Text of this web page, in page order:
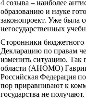
4 созыва – наиболее
образованию и науке
законопроект. Уже была
негосударственных
Сторонники бюджетного
Декларацию по правам
изменить ситуацию. Так
области (АНОМО)
Российская Федерация
пор приравнивают к
государства не получают.